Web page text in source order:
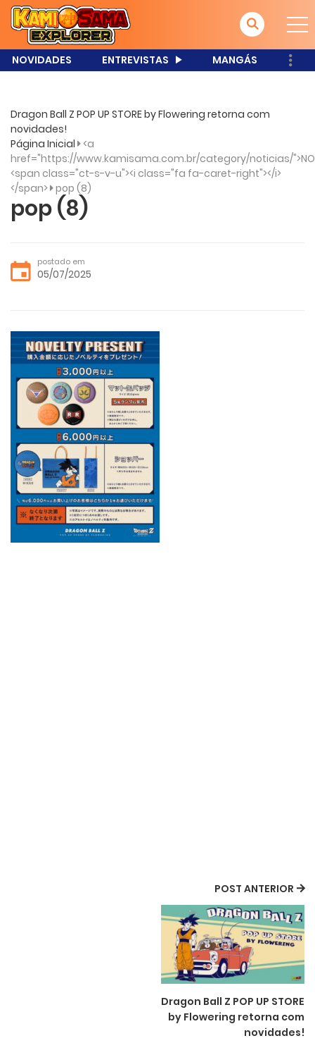
NOVIDADES ENTREVISTAS MANGÁS
Dragon Ball Z POP UP STORE by Flowering retorna com
novidades!
Página Inicial <a
href="https://www.kamisama.com.br/category/noticias/
<span class="ct-s-v-u"><i class="fa fa-caret-right"></i>
</span> pop (8)
pop (8)
postado em
05/07/2025
POST ANTERIOR
Dragon Ball Z POP UP STORE
by Flowering retorna com
novidades!